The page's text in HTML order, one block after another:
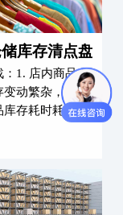
可供查询实
，为出入库管理节省
确；信息自动录入，
，实现无纸化办公